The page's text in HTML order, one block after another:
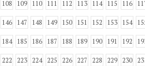
108 109 110 111 112 113 114 115 116
146 147 148 149 150 151 152 153 154
184 185 186 187 188 189 190 191 192
222 223 224 225 226 227 228 229 230